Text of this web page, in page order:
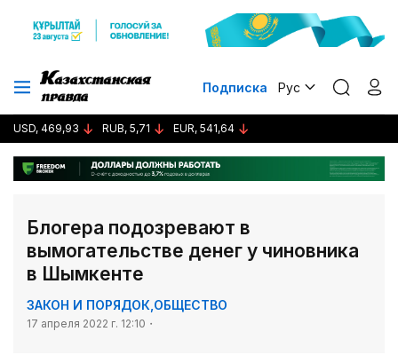
Подписка Рус
USD, 469,93 RUB, 5,71 EUR, 541,64
Блогера подозревают в
вымогательстве денег у чиновника
в Шымкенте
ЗАКОН И ПОРЯДОК ОБЩЕСТВО
17 апреля 2022 г. 12:10